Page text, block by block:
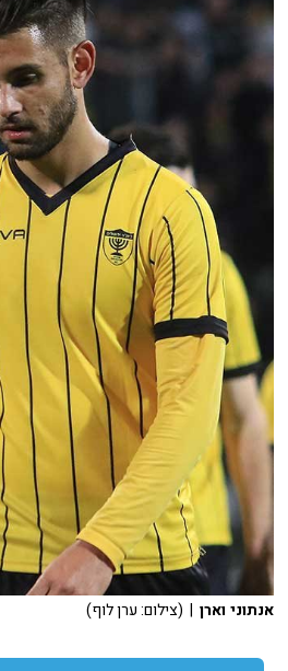
אנתוני וארן | (צילום: ערן לוף)